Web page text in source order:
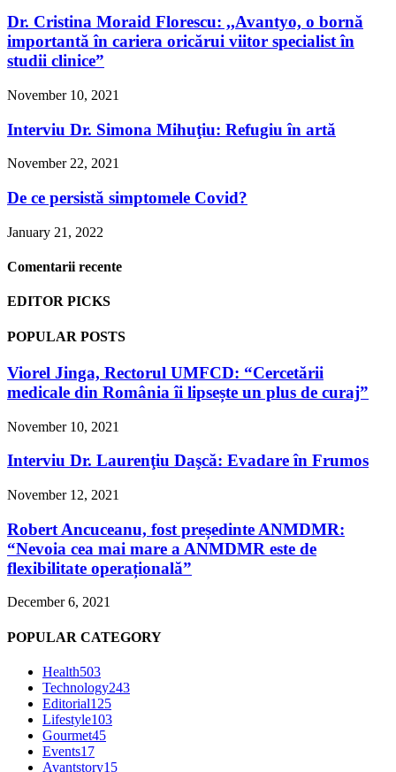
Dr. Cristina Moraid Florescu: ,,Avantyo, o bornă
importantă în cariera oricărui viitor specialist în
studii clinice”
November 10, 2021
Interviu Dr. Simona Mihuţiu: Refugiu în artă
November 22, 2021
De ce persistă simptomele Covid?
January 21, 2022
Comentarii recente
EDITOR PICKS
POPULAR POSTS
Viorel Jinga, Rectorul UMFCD: “Cercetării
medicale din România îi lipsește un plus de curaj”
November 10, 2021
Interviu Dr. Laurenţiu Daşcă: Evadare în Frumos
November 12, 2021
Robert Ancuceanu, fost președinte ANMDMR:
“Nevoia cea mai mare a ANMDMR este de
flexibilitate operațională”
December 6, 2021
POPULAR CATEGORY
Health503
Technology243
Editorial125
Lifestyle103
Gourmet45
Events17
Avantstory15